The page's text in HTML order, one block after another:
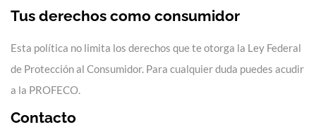
Tus derechos como consumidor
Esta política no limita los derechos que te otorga la Ley Federal
de Protección al Consumidor. Para cualquier duda puedes acudir
a la PROFECO.
Contacto